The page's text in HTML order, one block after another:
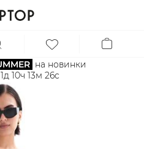
на новинки
1д 10ч 13м 26с